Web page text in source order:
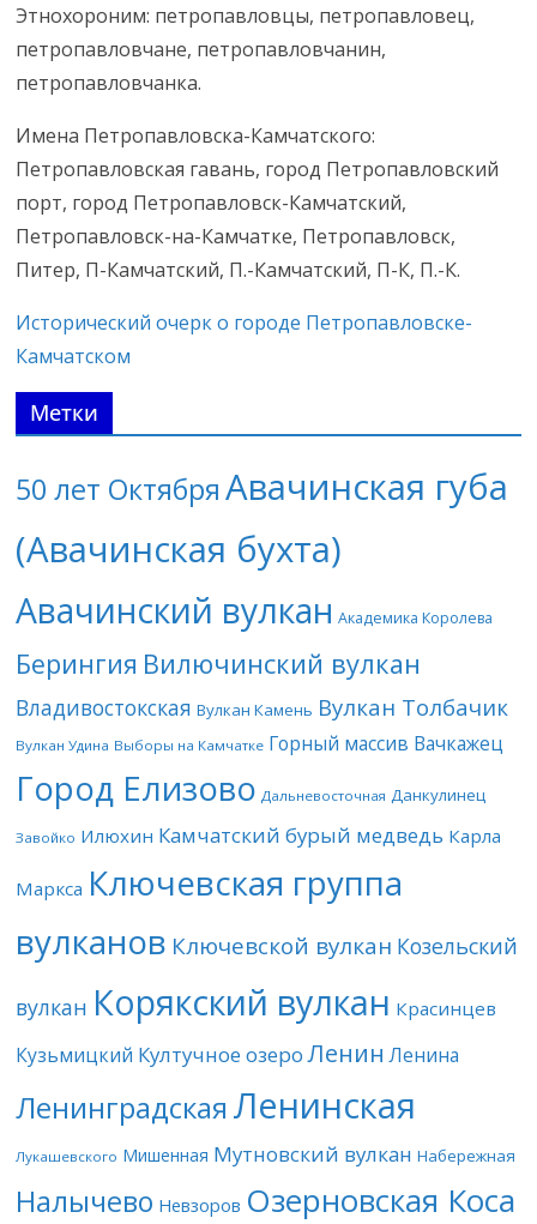
Этнохороним: петропавловцы, петропавловец,
петропавловчане, петропавловчанин,
петропавловчанка.
Имена Петропавловска-Камчатского:
Петропавловская гавань, город Петропавловский
порт, город Петропавловск-Камчатский,
Петропавловск-на-Камчатке, Петропавловск,
Питер, П-Камчатский, П.-Камчатский, П-К, П.-К.
Исторический очерк о городе Петропавловске-
Камчатском
Метки
50 лет Октября Авачинская губа
(Авачинская бухта)
Авачинский вулкан Академика Королева
Берингия Вилючинский вулкан
Владивостокская Вулкан Камень Вулкан Толбачик
Вулкан Удина Выборы на Камчатке Горный массив Вачкажец
Город Елизово Дальневосточная Данкулинец
Завойко Илюхин Камчатский бурый медведь Карла
Маркса Ключевская группа
вулканов Ключевской вулкан Козельский
вулкан Корякский вулкан Красинцев
Кузьмицкий Култучное озеро Ленин Ленина
Ленинградская Ленинская
Лукашевского Мишенная Мутновский вулкан Набережная
Налычево Невзоров Озерновская Коса